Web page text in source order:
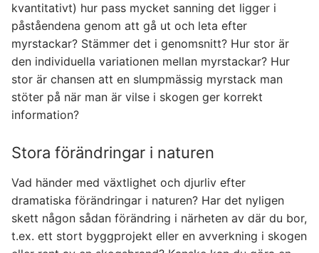
kvantitativt) hur pass mycket sanning det ligger i
påståendena genom att gå ut och leta efter
myrstackar? Stämmer det i genomsnitt? Hur stor är
den individuella variationen mellan myrstackar? Hur
stor är chansen att en slumpmässig myrstack man
stöter på när man är vilse i skogen ger korrekt
information?
Stora förändringar i naturen
Vad händer med växtlighet och djurliv efter
dramatiska förändringar i naturen? Har det nyligen
skett någon sådan förändring i närheten av där du bor,
t.ex. ett stort byggprojekt eller en avverkning i skogen